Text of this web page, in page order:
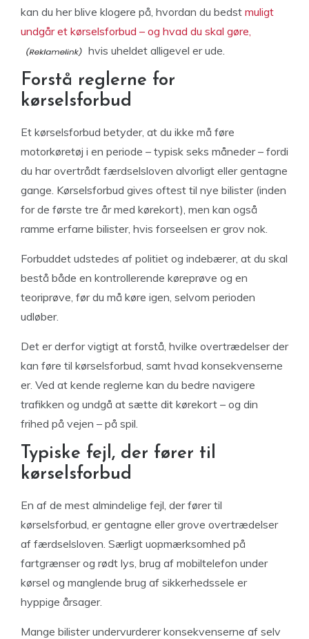
kan du her blive klogere på, hvordan du bedst muligt
undgår et kørselsforbud – og hvad du skal gøre,
hvis uheldet alligevel er ude.
Forstå reglerne for
kørselsforbud
Et kørselsforbud betyder, at du ikke må føre
motorkøretøj i en periode – typisk seks måneder – fordi
du har overtrådt færdselsloven alvorligt eller gentagne
gange. Kørselsforbud gives oftest til nye bilister (inden
for de første tre år med kørekort), men kan også
ramme erfarne bilister, hvis forseelsen er grov nok.
Forbuddet udstedes af politiet og indebærer, at du skal
bestå både en kontrollerende køreprøve og en
teoriprøve, før du må køre igen, selvom perioden
udløber.
Det er derfor vigtigt at forstå, hvilke overtrædelser der
kan føre til kørselsforbud, samt hvad konsekvenserne
er. Ved at kende reglerne kan du bedre navigere
trafikken og undgå at sætte dit kørekort – og din
frihed på vejen – på spil.
Typiske fejl, der fører til
kørselsforbud
En af de mest almindelige fejl, der fører til
kørselsforbud, er gentagne eller grove overtrædelser
af færdselsloven. Særligt uopmærksomhed på
fartgrænser og rødt lys, brug af mobiltelefon under
kørsel og manglende brug af sikkerhedssele er
hyppige årsager.
Mange bilister undervurderer konsekvenserne af selv